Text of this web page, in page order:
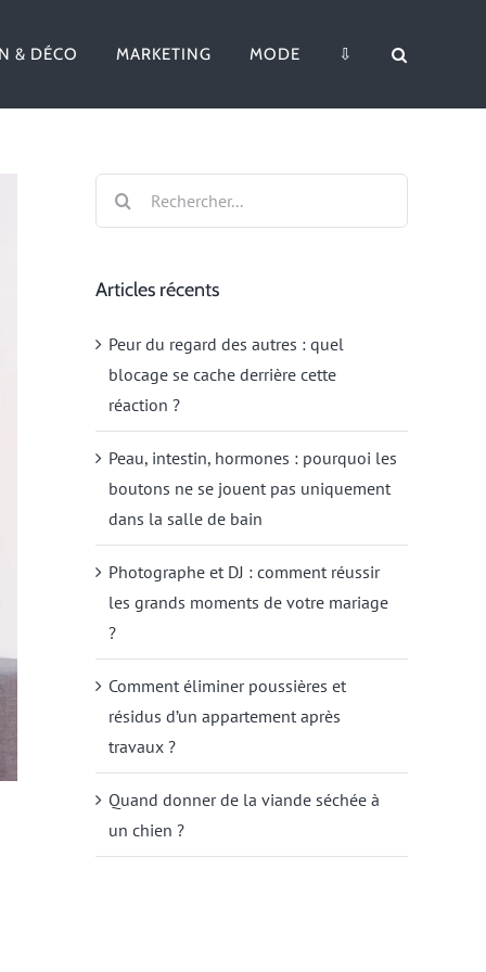
& DÉCO MARKETING MODE ⇩
Rechercher:
Articles récents
Peur du regard des autres : quel
blocage se cache derrière cette
réaction ?
Peau, intestin, hormones : pourquoi les
boutons ne se jouent pas uniquement
dans la salle de bain
Photographe et DJ : comment réussir
les grands moments de votre mariage
?
Comment éliminer poussières et
résidus d’un appartement après
travaux ?
Quand donner de la viande séchée à
un chien ?